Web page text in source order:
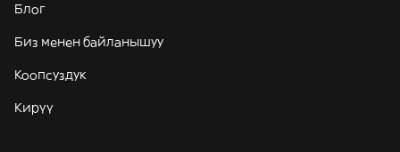
Блог
Биз менен байланышуу
Коопсуздук
Кирүү